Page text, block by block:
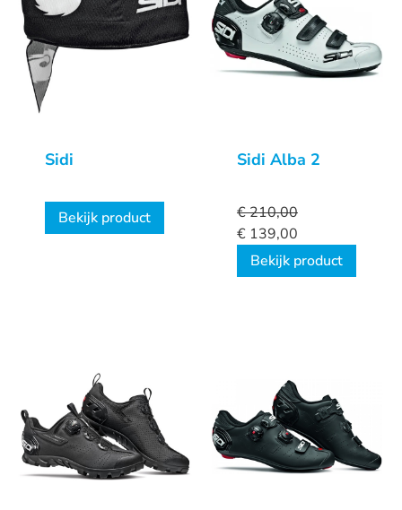
Sidi
Bekijk product
Sidi Alba 2
€210,00
€ 139,00
Bekijk product